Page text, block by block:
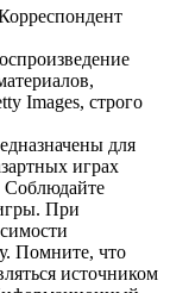
Images, строго
для
играх
Соблюдайте
При
Помните, что
источником